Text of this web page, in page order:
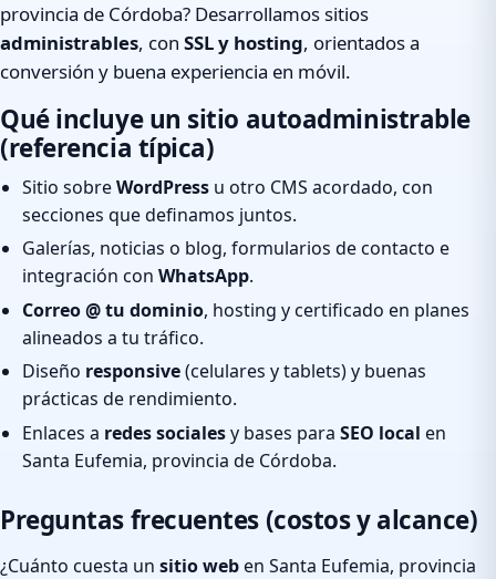
provincia de Córdoba? Desarrollamos sitios
administrables, con SSL y hosting, orientados a
conversión y buena experiencia en móvil.
Qué incluye un sitio autoadministrable
(referencia típica)
Sitio sobreWordPress u otro CMS acordado, con
secciones que definamos juntos.
Galerías, noticias o blog, formularios de contacto e
integración con WhatsApp.
Correo @ tu dominio, hosting y certificado en planes
alineados a tu tráfico.
Diseño responsive(celulares y tablets) y buenas
prácticas de rendimiento.
Enlaces a redes socialesy bases para SEO local en
Santa Eufemia, provincia de Córdoba.
Preguntas frecuentes (costos y alcance)
¿Cuánto cuesta un sitio weben Santa Eufemia, provincia